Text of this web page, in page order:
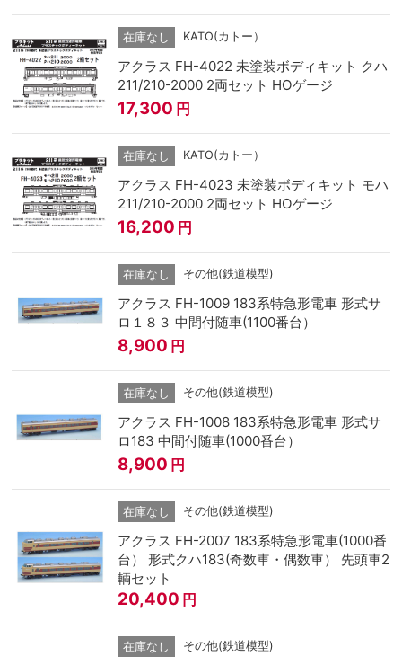
在庫なし KATO(カトー）
アクラス FH-4022 未塗装ボディキット クハ
211/210-2000 2両セット HOゲージ
17,300 円
在庫なし KATO(カトー）
アクラス FH-4023 未塗装ボディキット モハ
211/210-2000 2両セット HOゲージ
16,200 円
在庫なし その他(鉄道模型)
アクラス FH-1009 183系特急形電車 形式サ
ロ１８３ 中間付随車(1100番台）
8,900 円
在庫なし その他(鉄道模型)
アクラス FH-1008 183系特急形電車 形式サ
ロ183 中間付随車(1000番台）
8,900 円
在庫なし その他(鉄道模型)
アクラス FH-2007 183系特急形電車(1000番
台） 形式クハ183(奇数車・偶数車） 先頭車2
輌セット
20,400 円
在庫なし その他(鉄道模型)